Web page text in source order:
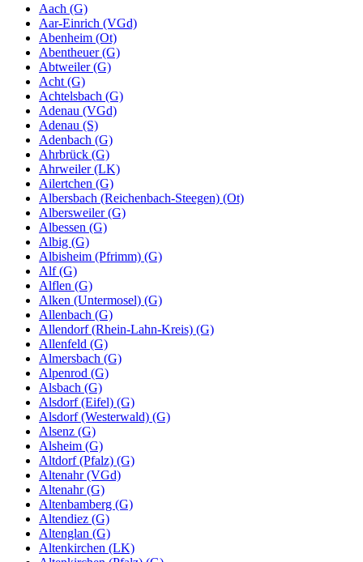
Aach (G)
Aar-Einrich (VGd)
Abenheim (Ot)
Abentheuer (G)
Abtweiler (G)
Acht (G)
Achtelsbach (G)
Adenau (VGd)
Adenau (S)
Adenbach (G)
Ahrbrück (G)
Ahrweiler (LK)
Ailertchen (G)
Albersbach (Reichenbach-Steegen) (Ot)
Albersweiler (G)
Albessen (G)
Albig (G)
Albisheim (Pfrimm) (G)
Alf (G)
Alflen (G)
Alken (Untermosel) (G)
Allenbach (G)
Allendorf (Rhein-Lahn-Kreis) (G)
Allenfeld (G)
Almersbach (G)
Alpenrod (G)
Alsbach (G)
Alsdorf (Eifel) (G)
Alsdorf (Westerwald) (G)
Alsenz (G)
Alsheim (G)
Altdorf (Pfalz) (G)
Altenahr (VGd)
Altenahr (G)
Altenbamberg (G)
Altendiez (G)
Altenglan (G)
Altenkirchen (LK)